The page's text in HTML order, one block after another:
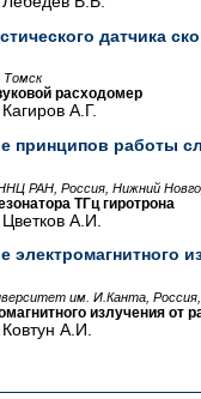
датчика
расходомер
А.Г.
принципов работы
РАН, Россия, Нижний
ТГц гиротрона
А.И.
электромагнитного
им. И.Канта, Россия,
излучения
А.И.